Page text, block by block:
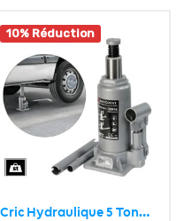
10% Réduction
Cric Hydraulique 5 Tonnes KSF Energy – رافعة سيارة هيدروليكية سعة 5 أطنان